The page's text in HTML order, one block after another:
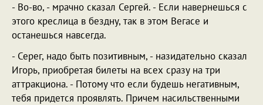
- Во-во, - мрачно сказал Сергей. - Если навернешься с
этого креслица в бездну, так в этом Вегасе и
останешься навсегда.
- Серег, надо быть позитивным, - назидательно сказал
Игорь, приобретая билеты на всех сразу на три
аттракциона. - Потому что если будешь негативным,
тебя придется проявлять. Причем насильственными